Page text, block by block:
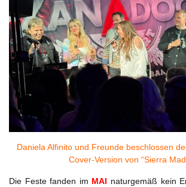
Daniela Alfinito und Freunde beschlossen
Cover-Version von “Sierra
Die Feste fanden im MAI naturgemäß kein